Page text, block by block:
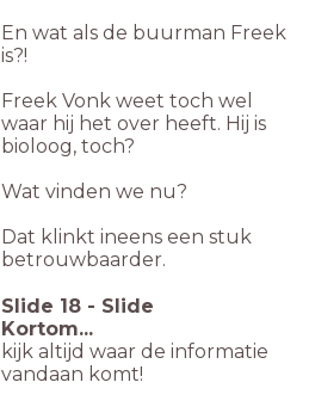
En wat als de buurman Freek
is?!
Freek Vonk weet toch wel
waar hij het over heeft. Hij is
bioloog, toch?
Wat vinden we nu?
Dat klinkt ineens een stuk
betrouwbaarder.
Slide 18 - Slide
Kortom...
kijk altijd waar de informatie
vandaan komt!